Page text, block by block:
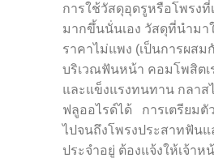
การใช้วัสดุอุดรูหรือโพรงที่
มากขึ้นนั่นเอง วัสดุที่นำมา
ราคาไม่แพง (เป็นการผส
บริเวณฟันหน้า คอมโพสิตเ
และแข็งแรงทนทาน กลาส
ฟลูออไรด์ได้ การเตรียม
ไปจนถึงโพรงประสาทฟัน
ประจำอยู่ ต้องแจ้งให้เจ้า